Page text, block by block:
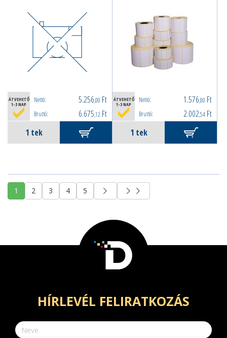
ÁTVEHETŐ
1-3 NAP
Nettó: 5.256,00 Ft
Bruttó: 6.675,12 Ft
ÁTVEHETŐ
1-3 NAP
Nettó: 1.576,80 Ft
Bruttó: 2.002,54 Ft
1 2 3 4 5
HÍRLEVÉL FELIRATKOZÁS